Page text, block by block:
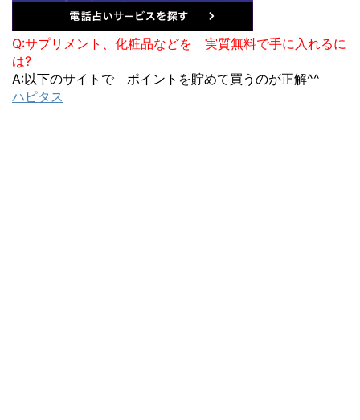
Q:サプリメント、化粧品などを 実質無料で手に入れるに
は?
A:以下のサイトで ポイントを貯めて買うのが正解^^
ハピタス